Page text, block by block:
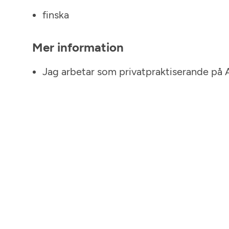
finska
Mer information
Jag arbetar som privatpraktiserande på